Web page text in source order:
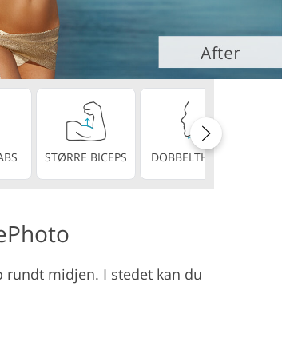
STØRRE BICEPS DOBBELTHAKE
rundt midjen. I stedet kan du